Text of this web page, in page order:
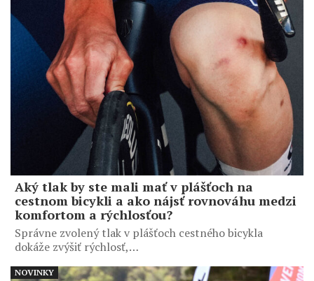
Aký tlak by ste mali mať v plášťoch na
cestnom bicykli a ako nájsť rovnováhu medzi
komfortom a rýchlosťou?
Správne zvolený tlak v plášťoch cestného bicykla
dokáže zvýšiť rýchlosť,…
NOVINKY